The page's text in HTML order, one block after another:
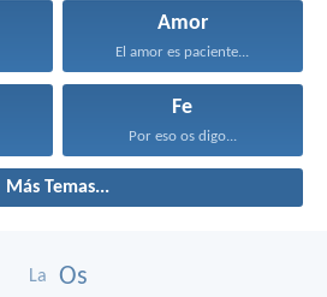
Amor
El amor es paciente...
Fe
Por eso os digo...
Más Temas...
La
Os